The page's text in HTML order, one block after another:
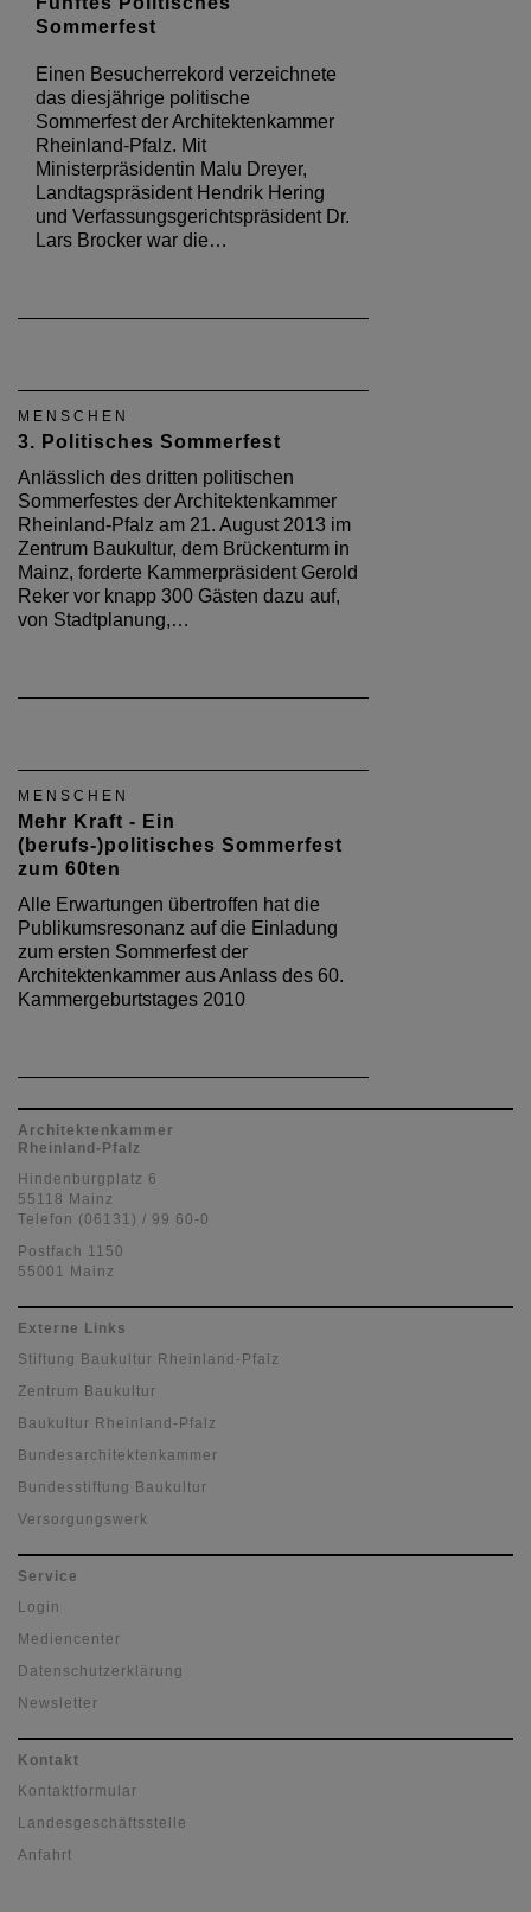
Sommerfest
Einen Besucherrekord verzeichnete
das diesjährige politische
Sommerfest der Architektenkammer
Rheinland-Pfalz. Mit
Ministerpräsidentin Malu Dreyer,
Landtagspräsident Hendrik Hering
und Verfassungsgerichtspräsident Dr.
Lars Brocker war die…
MENSCHEN
3. Politisches Sommerfest
Anlässlich des dritten politischen
Sommerfestes der Architektenkammer
Rheinland-Pfalz am 21. August 2013 im
Zentrum Baukultur, dem Brückenturm in
Mainz, forderte Kammerpräsident Gerold
Reker vor knapp 300 Gästen dazu auf,
von Stadtplanung,…
MENSCHEN
Mehr Kraft - Ein
(berufs-)politisches Sommerfest
zum 60ten
Alle Erwartungen übertroffen hat die
Publikumsresonanz auf die Einladung
zum ersten Sommerfest der
Architektenkammer aus Anlass des 60.
Kammergeburtstages 2010
Architektenkammer
Rheinland-Pfalz
Hindenburgplatz 6
55118 Mainz
Telefon (06131) / 99 60-0
Postfach 1150
55001 Mainz
Externe Links
Stiftung Baukultur Rheinland-Pfalz
Zentrum Baukultur
Baukultur Rheinland-Pfalz
Bundesarchitektenkammer
Bundesstiftung Baukultur
Versorgungswerk
Service
Login
Mediencenter
Datenschutzerklärung
Newsletter
Kontakt
Kontaktformular
Landesgeschäftsstelle
Anfahrt